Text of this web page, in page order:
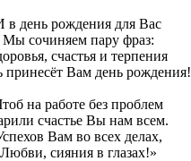
в день рождения для Вас
Мы сочиняем пару фраз:
счастья и терпения
принесёт Вам день рождения!
на работе без проблем
счастье Вы нам всем.
Вам во всех делах,
Любви, сияния в глазах!»